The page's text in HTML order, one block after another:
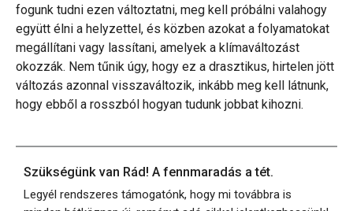
fogunk tudni ezen változtatni, meg kell próbálni valahogy
együtt élni a helyzettel, és közben azokat a folyamatokat
megállítani vagy lassítani, amelyek a klímaváltozást
okozzák. Nem tűnik úgy, hogy ez a drasztikus, hirtelen jött
változás azonnal visszaváltozik, inkább meg kell látnunk,
hogy ebből a rosszból hogyan tudunk jobbat kihozni.
Szükségünk van Rád! A fennmaradás a tét.
Legyél rendszeres támogatónk, hogy mi továbbra is